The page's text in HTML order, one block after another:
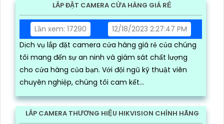
LẮP ĐẶT CAMERA CỬA HÀNG GIÁ RẺ
Lần xem: 17290
12/18/2023 2:27:47 PM
Dịch vụ lắp đặt camera cửa hàng giá rẻ của chúng
tôi mang đến sự an ninh và giám sát chất lượng
cho cửa hàng của bạn. Với đội ngũ kỹ thuật viên
chuyên nghiệp, chúng tôi cam kết...
LẮP CAMERA THƯƠNG HIỆU HIKVISION CHÍNH HÃNG